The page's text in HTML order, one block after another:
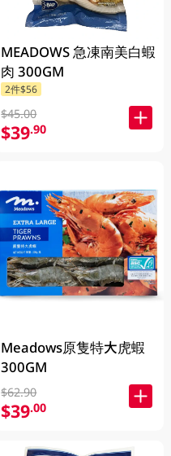
MEADOWS 急凍南美白蝦
肉 300GM
2件$56
$45.00
$39.90
Meadows原隻特大虎蝦
300GM
$62.90
$39.00